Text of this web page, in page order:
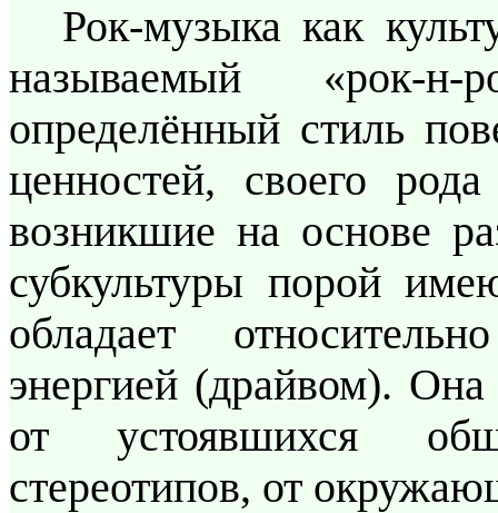
Рок-музыка как
называемый «рок-
определённый стиль
ценностей, своего
возникшие на основе
субкультуры порой
обладает
энергией (драйвом).
от устоявшихся
стереотипов, от